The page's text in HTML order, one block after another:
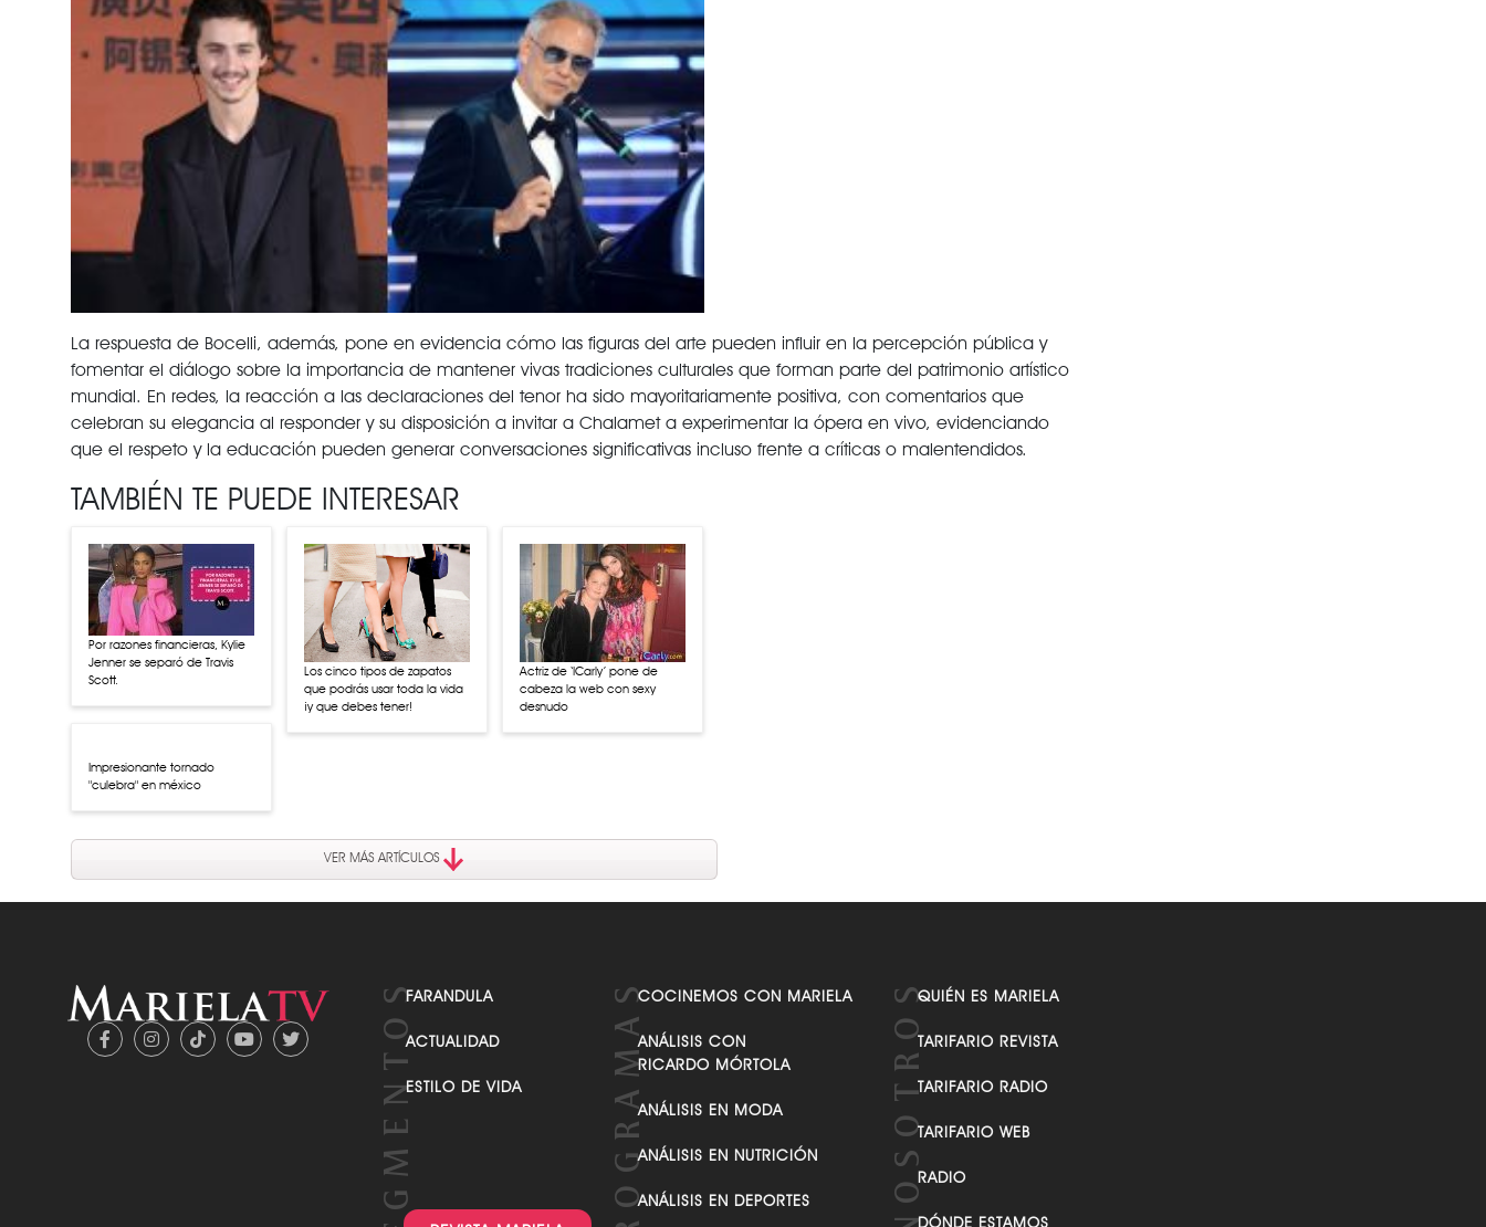
La respuesta de Bocelli, además, pone en evidencia cómo las figuras del arte pueden influir en la percepción pública y
fomentar el diálogo sobre la importancia de mantener vivas tradiciones culturales que forman parte del patrimonio artístico
mundial. En redes, la reacción a las declaraciones del tenor ha sido mayoritariamente positiva, con comentarios que
celebran su elegancia al responder y su disposición a invitar a Chalamet a experimentar la ópera en vivo, evidenciando
que el respeto y la educación pueden generar conversaciones significativas incluso frente a críticas o malentendidos.
TAMBIÉN TE PUEDE INTERESAR
Por razones financieras, Kylie
Jenner se separó de Travis
Scott.
Impresionante tornado
Los cinco tipos de zapatos
que podrás usar toda la vida
¡y que debes tener!
Actriz de ‘ICarly’ pone de
cabeza la web con sexy
desnudo
ACTUALIDAD
ESTILO DE VIDA
COCINEMOS CON MARIELA
ANÁLISIS CON
TARIFARIO REVISTA